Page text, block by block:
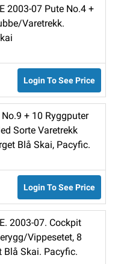
2003-07 Pute No.4 +
varetrekk.
Login To See Price
+ 10 Ryggputer
Sorte Varetrekk
Blå Skai, Pacyfic.
Login To See Price
2003-07. Cockpit
vippesetet, 8
Blå Skai. Pacyfic.